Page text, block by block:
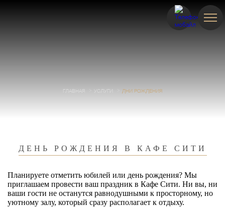
ГЛАВНАЯ УСЛУГИ ДНИ РОЖДЕНИЯ
ДЕНЬ РОЖДЕНИЯ В КАФЕ СИТИ
Планируете отметить юбилей или день рождения? Мы
приглашаем провести ваш праздник в Кафе Сити. Ни вы, ни
ваши гости не останутся равнодушными к просторному, но
уютному залу, который сразу располагает к отдыху.